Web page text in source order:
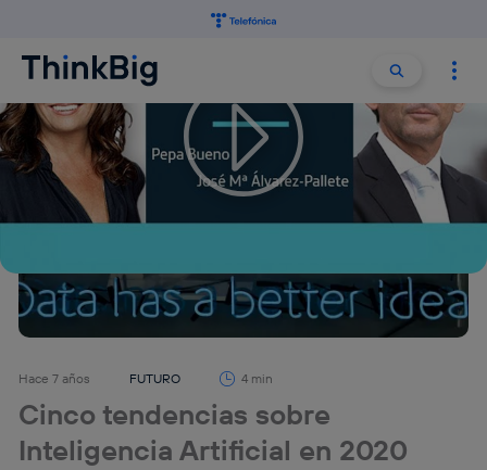
Buscar
Hace 7 años FUTURO 4 min
Cinco tendencias sobre
Inteligencia Artificial en 2020